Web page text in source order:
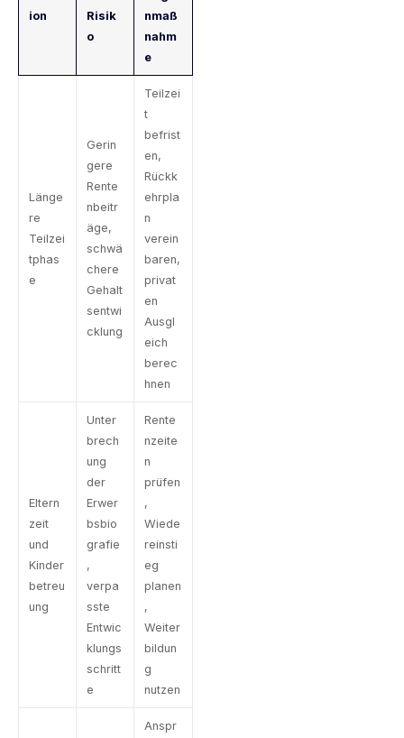
ion
Risik
o
nmaß
nahm
e
Länge
re
Teilzei
tphas
e
Gerin
gere
Rente
nbeitr
äge,
schwä
chere
Gehalt
sentwi
cklung
Teilzei
t
befrist
en,
Rückk
ehrpla
n
verein
baren,
privat
en
Ausgl
eich
berec
hnen
Eltern
zeit
und
Kinder
betreu
ung
Unter
brech
ung
der
Erwer
bsbio
grafie
,
verpa
sste
Entwic
klungs
schritt
e
Rente
nzeite
n
prüfen
,
Wiede
reinsti
eg
planen
,
Weiter
bildun
g
nutzen
Anspr